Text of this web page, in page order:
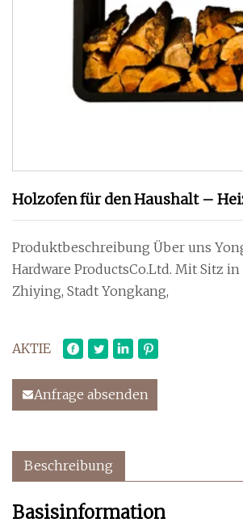
Holzofen für den Haushalt –
Produktbeschreibung Über uns
Hardware ProductsCo.Ltd. Mit Sitz in der Stadt
Zhiying, Stadt Yongkang,
AKTIE
Anfrage absenden
Beschreibung
Basisinformation